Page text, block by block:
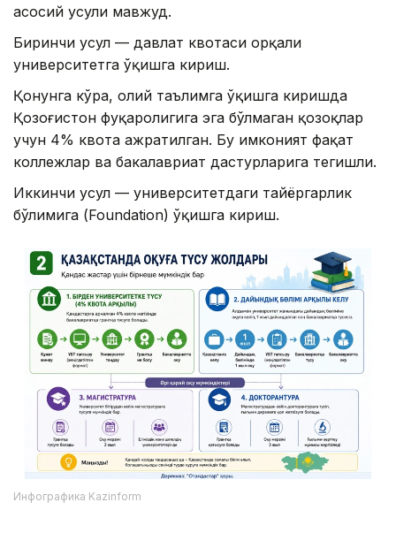
асосий усули мавжуд.
Биринчи усул — давлат квотаси орқали
университетга ўқишга кириш.
Қонунга кўра, олий таълимга ўқишга киришда
Қозоғистон фуқаролигига эга бўлмаган қозоқлар
учун 4% квота ажратилган. Бу имконият фақат
коллежлар ва бакалавриат дастурларига тегишли.
Иккинчи усул — университетдаги тайёргарлик
бўлимига (Foundation) ўқишга кириш.
Инфографика Kazinform